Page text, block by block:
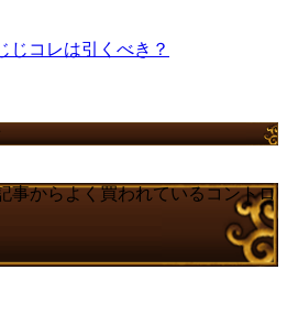
じコレは引くべき？
事からよく買われているコントロ